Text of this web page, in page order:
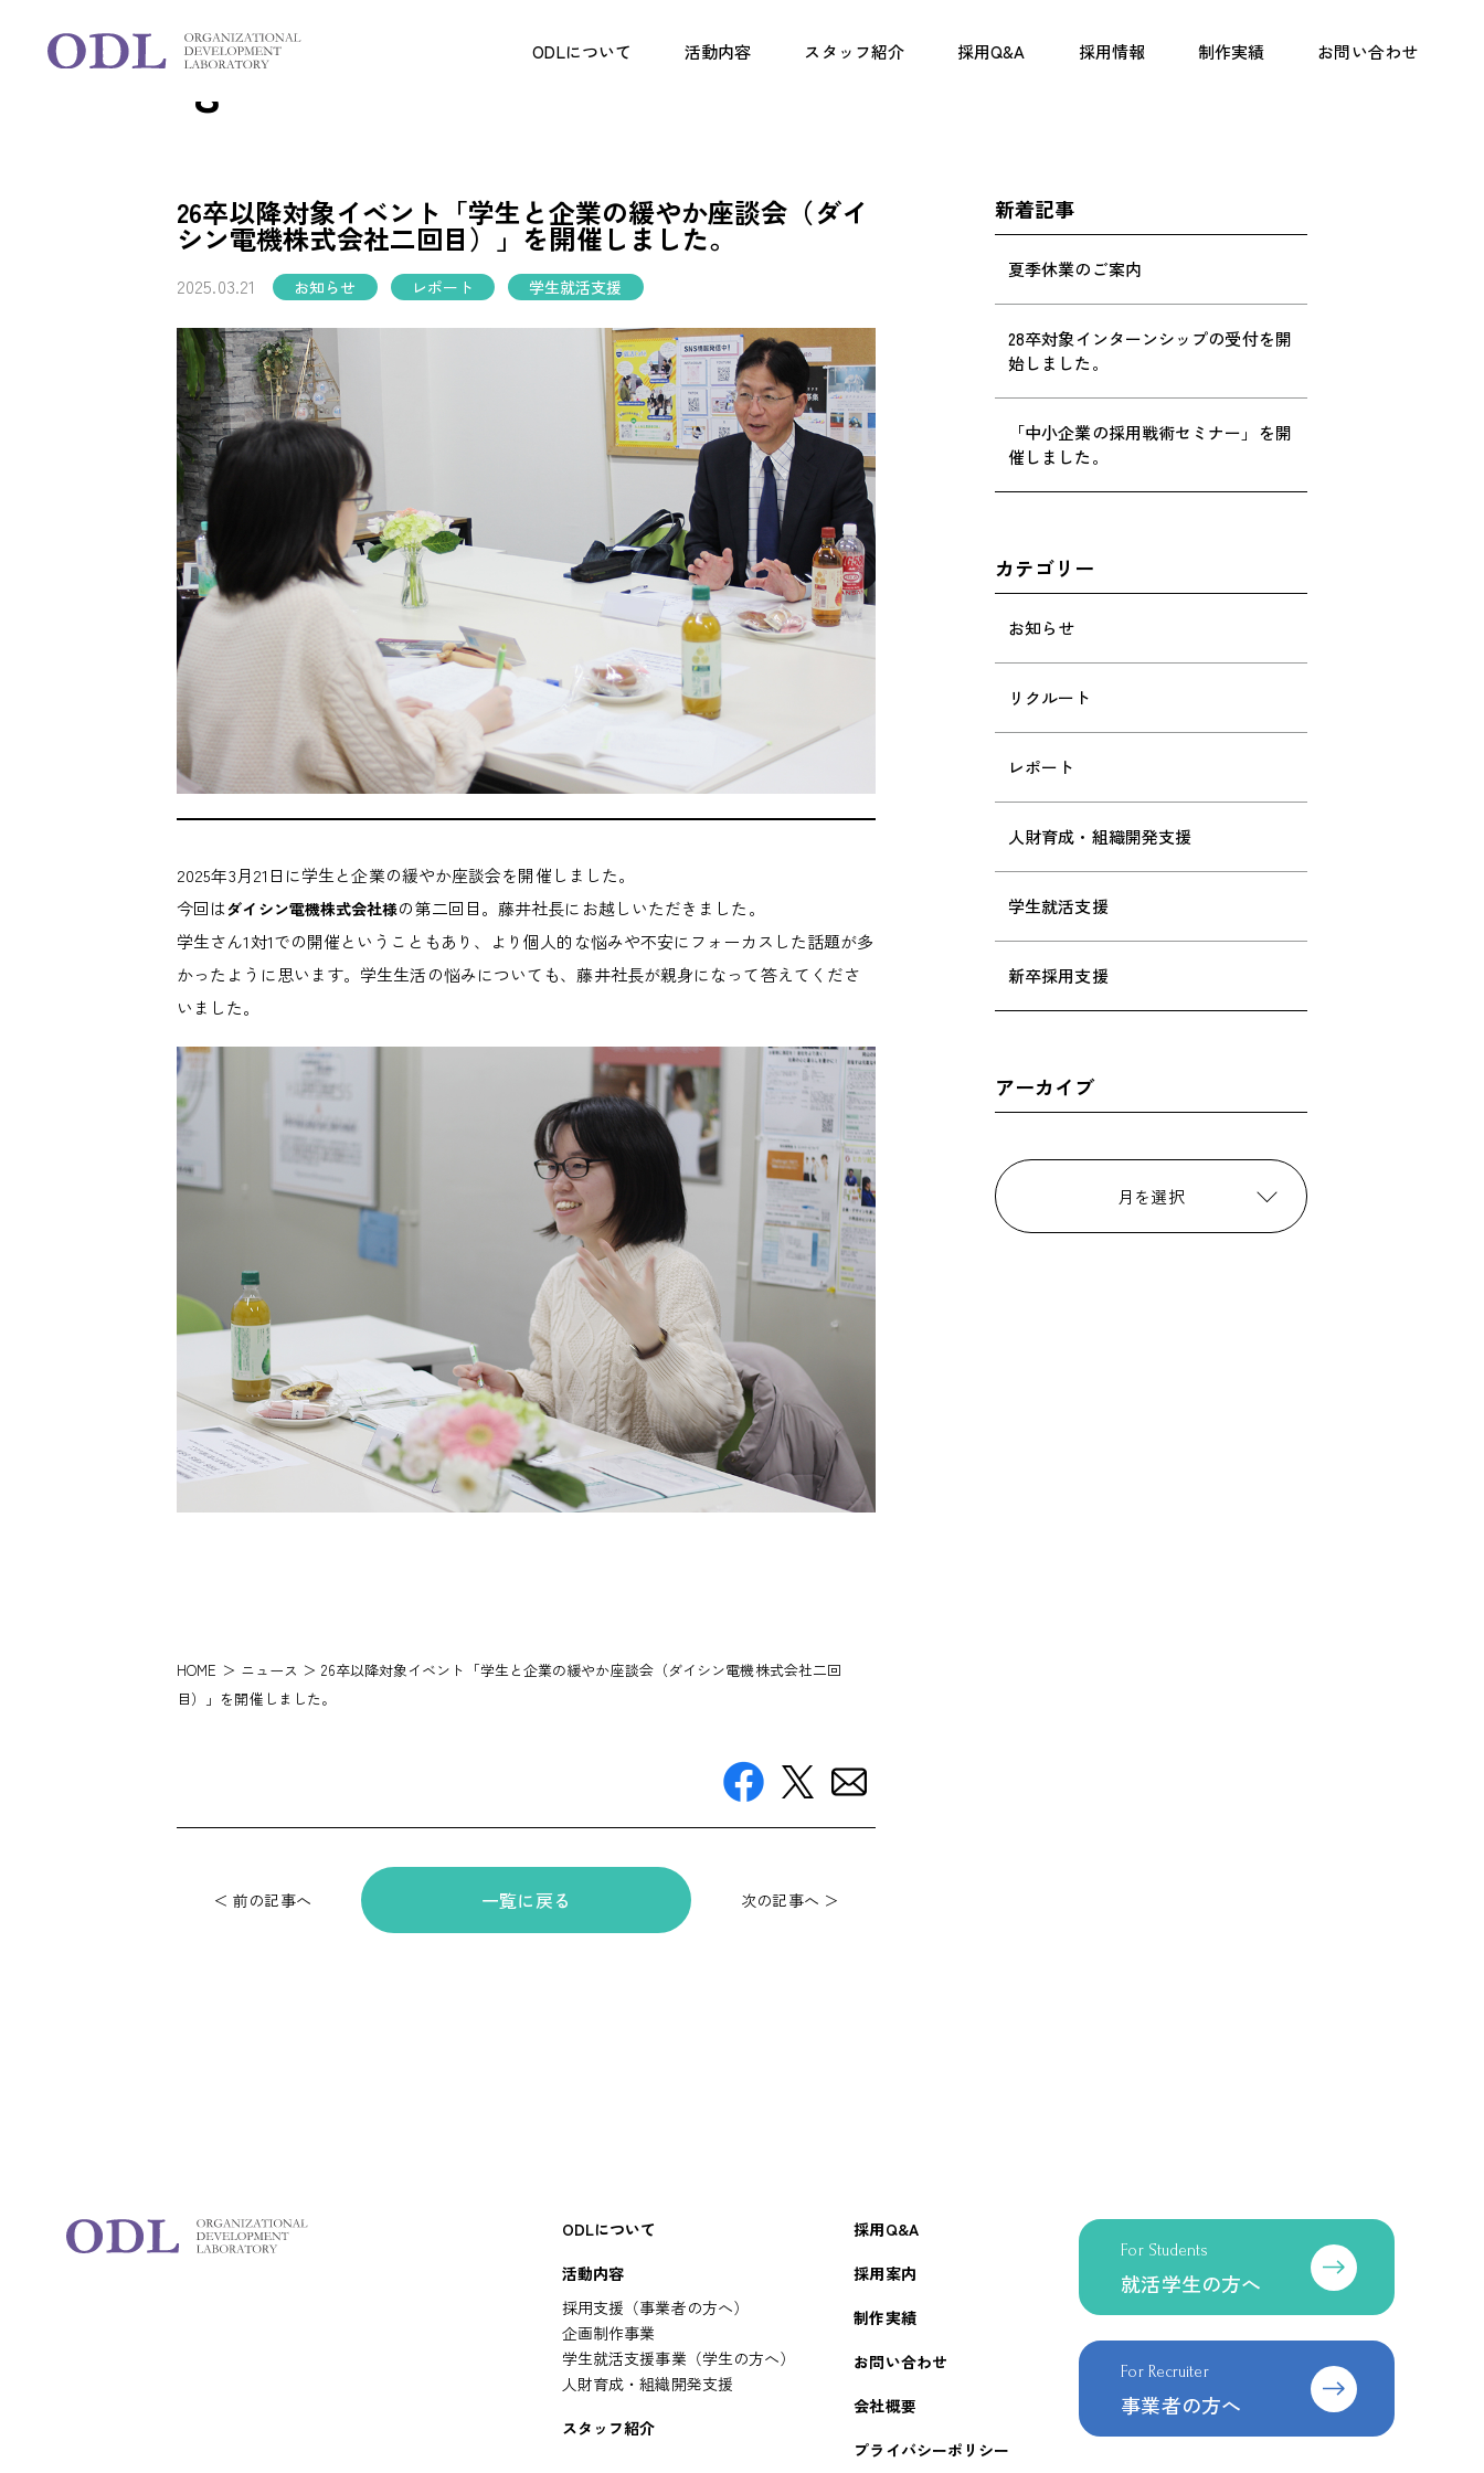
ODLについて 活動内容 スタッフ紹介 採用Q&A 採用情報 制作実績 お問い合わせ
Blog
26卒以降対象イベント「学生と企業の緩やか座談会（ダイ
シン電機株式会社二回目）」を開催しました。
2025.03.21 お知らせ レポート 学生就活支援
2025年3月21日に学生と企業の緩やか座談会を開催しました。
今回はダイシン電機株式会社様の第二回目。藤井社長にお越しいただきました。
学生さん1対1での開催ということもあり、より個人的な悩みや不安にフォーカスした話題が多
かったように思います。学生生活の悩みについても、藤井社長が親身になって答えてくださ
いました。
HOME ＞ ニュース ＞ 26卒以降対象イベント「学生と企業の緩やか座談会（ダイシン電機株式会社二回
目）」を開催しました。
＜ 前の記事へ 一覧に戻る 次の記事へ ＞
新着記事
夏季休業のご案内
28卒対象インターンシップの受付を開
始しました。
「中小企業の採用戦術セミナー」を開
催しました。
カテゴリー
お知らせ
リクルート
レポート
人財育成・組織開発支援
学生就活支援
新卒採用支援
アーカイブ
月を選択
ODLについて
活動内容
採用支援（事業者の方へ）
企画制作事業
学生就活支援事業（学生の方へ）
人財育成・組織開発支援
スタッフ紹介
採用Q&A
採用案内
制作実績
お問い合わせ
会社概要
プライバシーポリシー
For Students
就活学生の方へ
For Recruiter
事業者の方へ